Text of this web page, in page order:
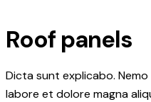
Roof panels
Dicta sunt explicabo.
labore et dolore magna